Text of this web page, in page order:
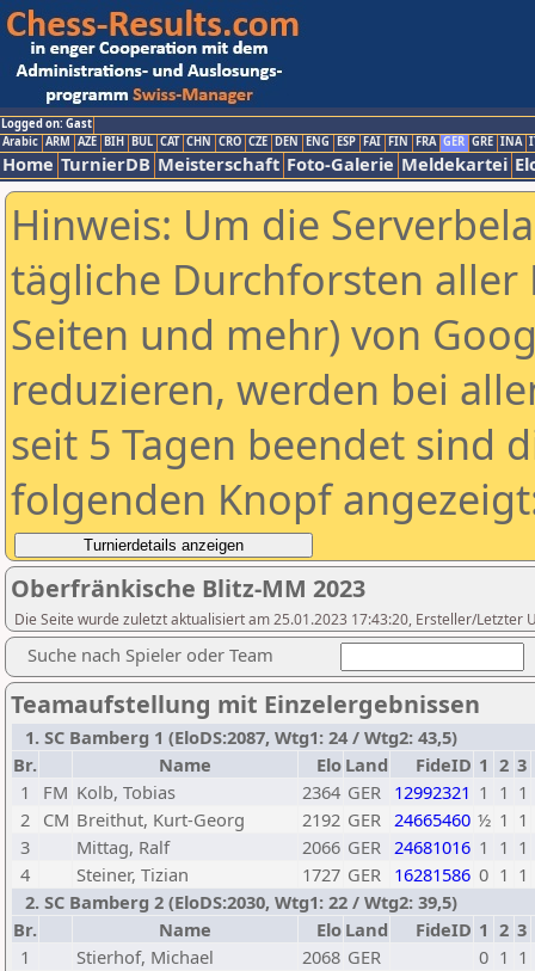
Logged on: Gast
Arabic ARM AZE BIH BUL CAT CHN CRO CZE DEN ENG ESP FAI FIN FRA GER GRE INA
Home TurnierDB Meisterschaft Foto-Galerie Meldekartei
Hinweis: Um die
tägliche Durchforsten aller
Seiten und mehr) von
reduzieren, werden bei
seit 5 Tagen beendet sind
folgenden Knopf
Oberfränkische Blitz-MM 2023
Die Seite wurde zuletzt aktualisiert am 25.01.2023 17:43:20, Ersteller/Letzter
Suche nach Spieler oder Team
Teamaufstellung mit Einzelergebnissen
1. SC Bamberg 1 (EloDS:2087, Wtg1: 24 / Wtg2: 43,5)
Br.
Name Elo Land FideID 1 2 3
1
FM Kolb, Tobias 2364 GER 12992321 1 1 1
2 CM Breithut, Kurt-Georg 2192 GER 24665460 ½ 1 1
3
Mittag, Ralf 2066 GER 24681016 1 1 1
4
Steiner, Tizian 1727 GER 16281586 0 1 1
2. SC Bamberg 2 (EloDS:2030, Wtg1: 22 / Wtg2: 39,5)
Br.
Name Elo Land FideID 1 2 3
1
Stierhof, Michael 2068 GER 0 1 1